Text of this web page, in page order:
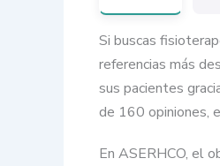
Si buscas
referencias más
sus pacientes
de 160 opiniones,
En ASERHCO, el